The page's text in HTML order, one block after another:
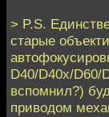
> P.S.
старые
D40/D40x/D60/
вспомнил?)
приводом